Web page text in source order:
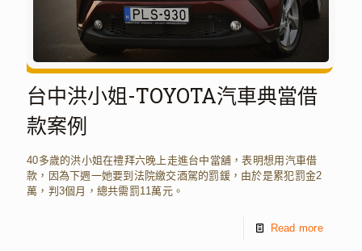
台中洪小姐-TOYOTA汽車典當借
款案例
40多歲的洪小姐在禮拜六晚上走進台中當舖，表明想用汽車借
款，因為下週一她要到法院繳交酒駕的罰鍰，由於是累犯罰金2
萬，判3個月，總共需罰11萬元。
Read more